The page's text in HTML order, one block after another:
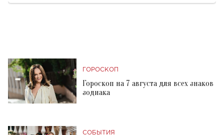
ГОРОСКОП
Гороскоп на 7 августа для всех знаков
зодиака
СОБЫТИЯ